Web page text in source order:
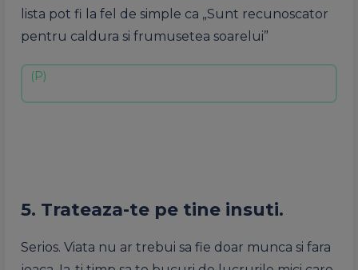
lista pot fi la fel de simple ca „Sunt recunoscator
pentru caldura si frumusetea soarelui”
5. Trateaza-te pe tine insuti.
Serios. Viata nu ar trebui sa fie doar munca si fara